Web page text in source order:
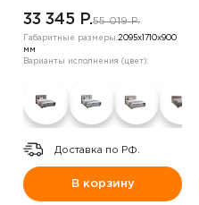
33 345 P.55 019 P.
Габаритные размеры:2095х1710х900
мм
Варианты исполнения (цвет):
Доставка по РФ.
В корзину